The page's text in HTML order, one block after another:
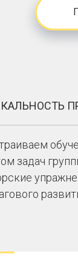
задач